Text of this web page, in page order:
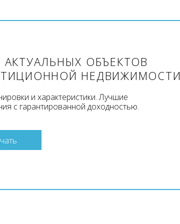
АКТУАЛЬНЫХ ОБЪЕКТОВ
НЕДВИЖИМОСТИ
и характеристики. Лучшие
с гарантированной доходностью.